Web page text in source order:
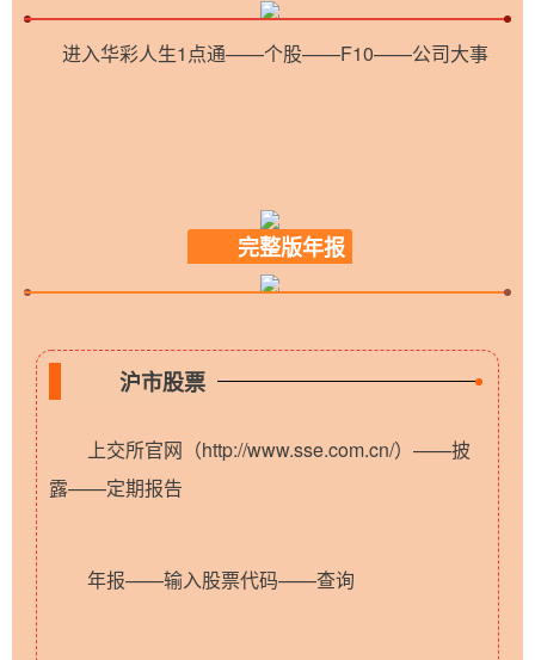
进入华彩人生1点通——个股——F10——公司大事
完整版年报
沪市股票
上交所官网（http://www.sse.com.cn/）——披
露——定期报告
年报——输入股票代码——查询